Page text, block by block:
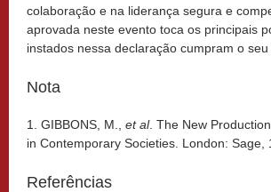
colaboração e na liderança segura e
aprovada neste evento toca os principais
instados nessa declaração cumpram o
Nota
1. GIBBONS, M., et al. The New
in Contemporary Societies. London: Sage,
Referências